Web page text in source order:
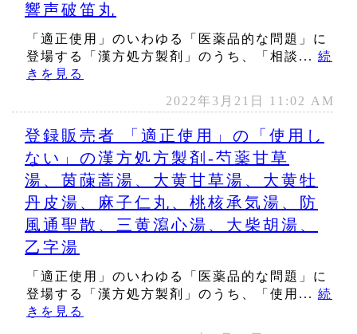
響声破笛丸
「適正使用」のいわゆる「医薬品的な問題」に
登場する「漢方処方製剤」のうち、「相談... 続
きを見る
2022年3月21日 11:02 AM
登録販売者 「適正使用」の「使用し
ない」の漢方処方製剤‐芍薬甘草
湯、茵蔯蒿湯、大黄甘草湯、大黄牡
丹皮湯、麻子仁丸、桃核承気湯、防
風通聖散、三黄瀉心湯、大柴胡湯、
乙字湯
「適正使用」のいわゆる「医薬品的な問題」に
登場する「漢方処方製剤」のうち、「使用... 続
きを見る